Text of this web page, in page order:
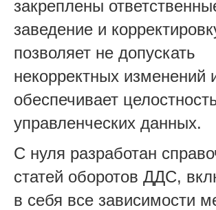
закреплены
заведение и
позволяет не допускать
некорректных изменений
обеспечивает
управленческих данных.
С нуля разработан
статей оборотов ДДС,
в себя все зависимости